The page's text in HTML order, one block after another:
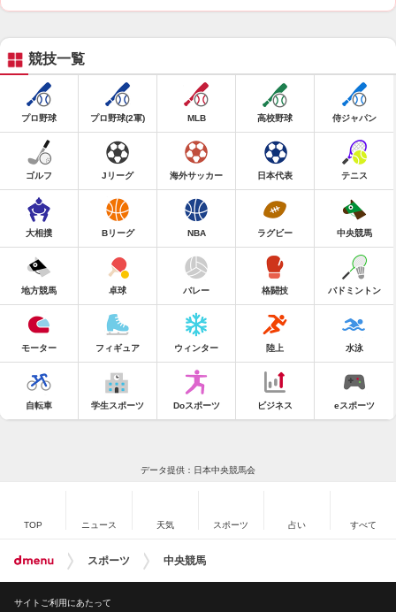
競技一覧
プロ野球 プロ野球(2軍) MLB 高校野球 侍ジャパン
ゴルフ Jリーグ 海外サッカー 日本代表 テニス
大相撲 Bリーグ NBA ラグビー 中央競馬
地方競馬 卓球 バレー 格闘技 バドミントン
モーター フィギュア ウィンター 陸上 水泳
自転車 学生スポーツ Doスポーツ ビジネス eスポーツ
データ提供：日本中央競馬会
TOP ニュース 天気 スポーツ 占い すべて
スポーツ 中央競馬
サイトご利用にあたって